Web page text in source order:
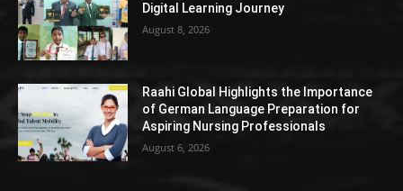
Digital Learning Journey
August 8, 2026
Raahi Global Highlights the Importance
of German Language Preparation for
Aspiring Nursing Professionals
August 6, 2026